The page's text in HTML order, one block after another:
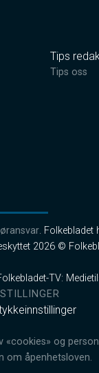
Tips
Tips oss
. Folkebladet
2026 ©
TV:
«cookies» og
om åpenhetsloven.